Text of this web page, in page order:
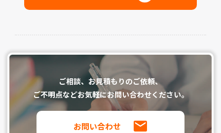
ご相談、お⾒積もりのご依頼、
ご不明点などお気軽にお問い合わせください。
お問い合わせ